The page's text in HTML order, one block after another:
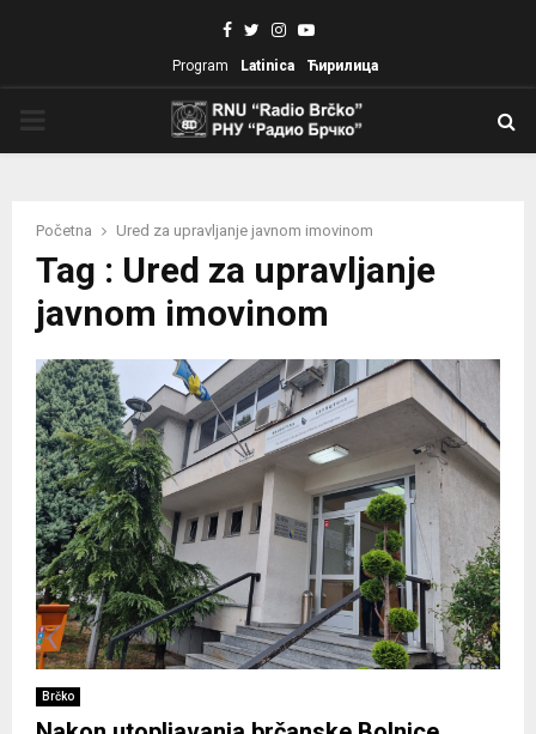
Facebook
TwitterInstagram
Youtube
Program Latinica Ћирилица
Početna Ured za upravljanje javnom imovinom
Tag : Ured za upravljanje
javnom imovinom
Brčko